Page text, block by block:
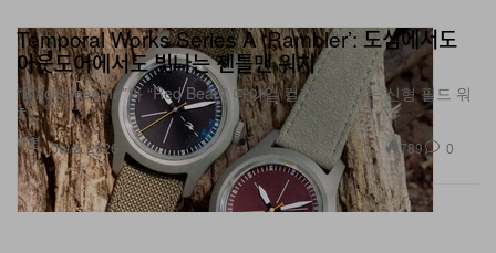
패션
Temporal Works Series A ‘Rambler’: 도심에서도
아웃도어에서도 빛나는 젠틀맨 워치
“Black Sesame”와 “Red Bean” 다이얼 컬러로 만나는 신형 필드 워
치.
Jul 2, 2026 789 0